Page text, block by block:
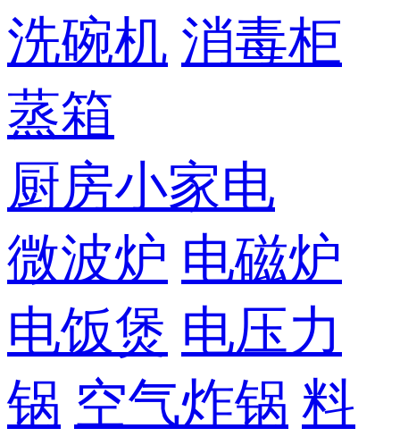
洗碗机 消毒柜
蒸箱
厨房小家电
微波炉 电磁炉
电饭煲 电压力
锅 空气炸锅 料